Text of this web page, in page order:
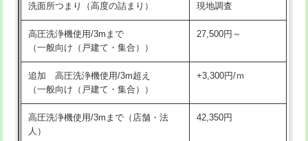
バスタブ設置 現場見積
追加人工 16,500円
廃棄・処分
※給水管工事は20mmまでの価格です。
給水管工事※（ホール加工) 16,500円
給水管工事※（バンド止め)
給水管工事※（支持金具設置) 5,500円
給水管工事※（保温材使用（バンド止
め込み）)
5,500円
洗面所つまり（高度の詰まり） 現地調査
高圧洗浄機使用/3mまで
（一般向け（戸建て・集合））
27,500円～
追加 高圧洗浄機使用/3m超え
（一般向け（戸建て・集合））
+3,300円/ｍ
高圧洗浄機使用/3mまで（店舗・法
人）
42,350円